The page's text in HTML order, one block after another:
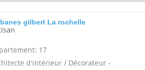
gilbert La rochelle
17
d'intérieur / Décorateur -